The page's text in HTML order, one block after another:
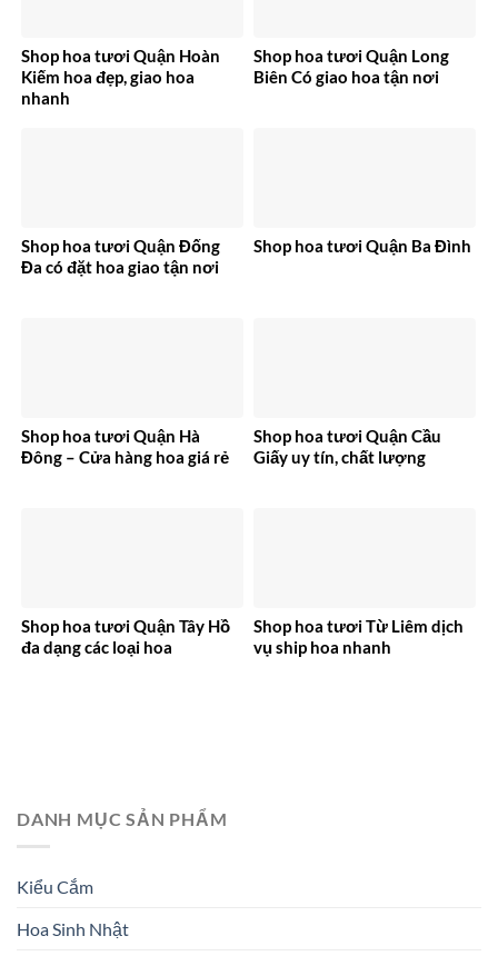
Shop hoa tươi Quận Hoàn
Kiếm hoa đẹp, giao hoa
nhanh
Shop hoa tươi Quận Long
Biên Có giao hoa tận nơi
Shop hoa tươi Quận Đống
Đa có đặt hoa giao tận nơi
Shop hoa tươi Quận Ba Đình
Shop hoa tươi Quận Hà
Đông – Cửa hàng hoa giá rẻ
Shop hoa tươi Quận Cầu
Giấy uy tín, chất lượng
Shop hoa tươi Quận Tây Hồ
đa dạng các loại hoa
Shop hoa tươi Từ Liêm dịch
vụ ship hoa nhanh
DANH MỤC SẢN PHẨM
Kiểu Cắm
Hoa Sinh Nhật